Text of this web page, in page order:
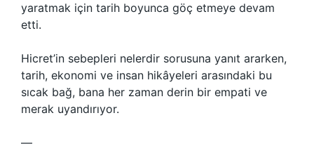
yaratmak için tarih boyunca göç etmeye devam
etti.
Hicret’in sebepleri nelerdir sorusuna yanıt ararken,
tarih, ekonomi ve insan hikâyeleri arasındaki bu
sıcak bağ, bana her zaman derin bir empati ve
merak uyandırıyor.
—